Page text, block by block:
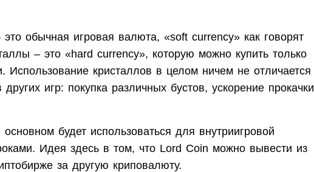
это обычная игровая валюта, «soft currency» как говорят
– это «hard currency», которую можно купить только
Использование кристаллов в целом ничем не отличается
игр: покупка различных бустов, ускорение прокачки
будет использоваться для внутриигровой
Идея здесь в том, что Lord Coin можно вывести из
за другую криповалюту.